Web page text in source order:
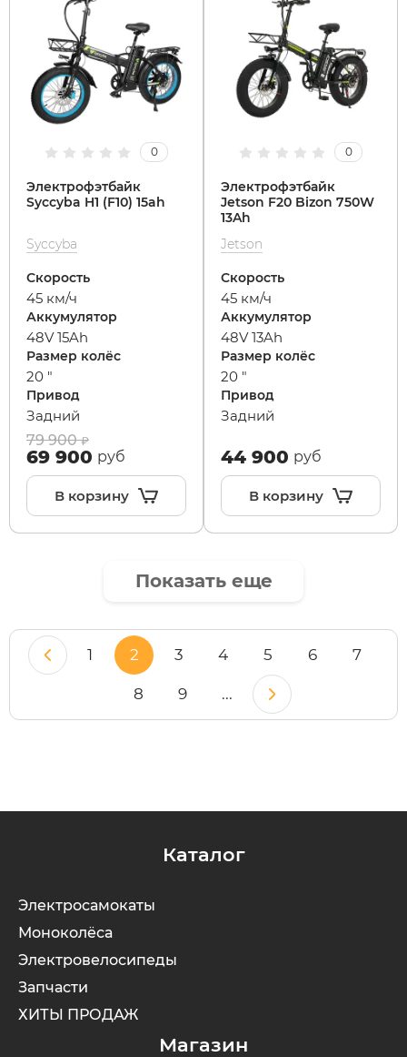
0
Электрофэтбайк
Syccyba H1 (F10) 15ah
Syccyba
Скорость
45 км/ч
Аккумулятор
48V 15Ah
Размер колёс
20 "
Привод
Задний
79 900
69 900 руб
В корзину
0
Электрофэтбайк
Jetson F20 Bizon 750W
13Ah
Jetson
Скорость
45 км/ч
Аккумулятор
48V 13Ah
Размер колёс
20 "
Привод
Задний
44 900 руб
В корзину
Показать еще
1 2 3 4 5 6 7
8 9 ...
Каталог
Электросамокаты
Моноколёса
Электровелосипеды
Запчасти
ХИТЫ ПРОДАЖ
Магазин